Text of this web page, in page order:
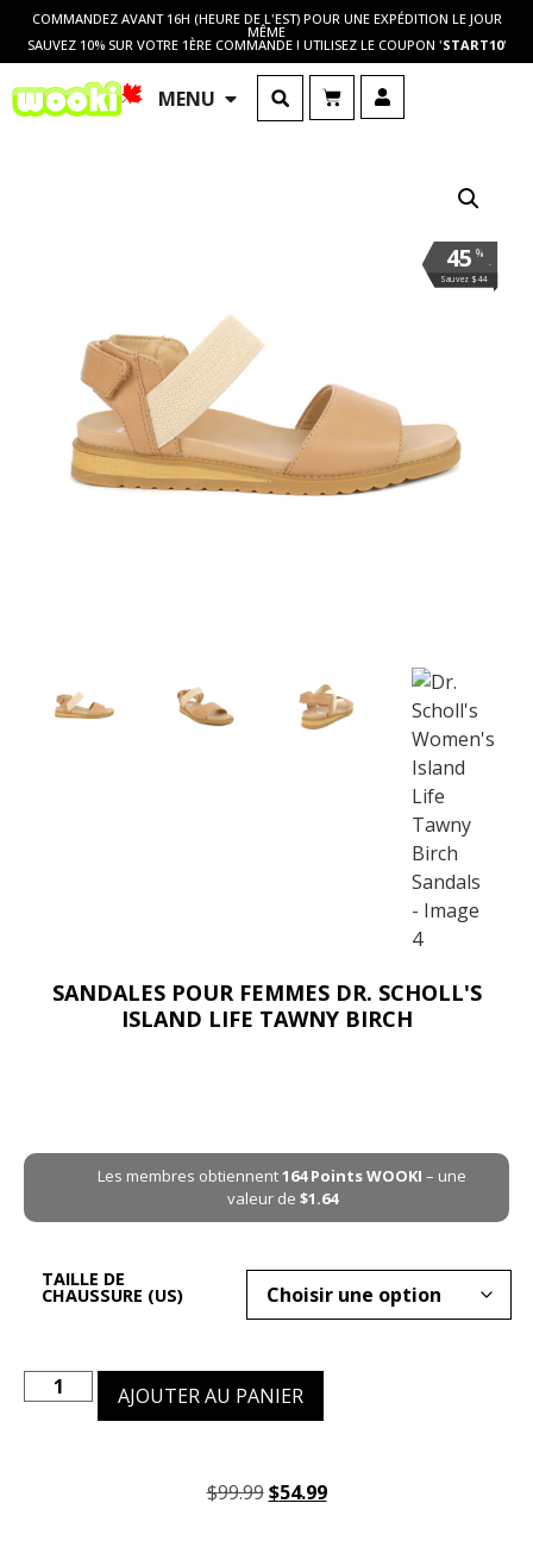
COMMANDEZ AVANT 16H (HEURE DE L'EST) POUR UNE EXPÉDITION LE JOUR
MÊME
SAUVEZ 10% SUR VOTRE 1ÈRE COMMANDE ! UTILISEZ LE COUPON 'START10'
MENU
%
.
45
Sauvez $44
SANDALES POUR FEMMES DR. SCHOLL'S
ISLAND LIFE TAWNY BIRCH
Les membres obtiennent164Points WOOKI – une
valeur de $1.64
TAILLE DE
CHAUSSURE (US)
AJOUTER AU PANIER
$99.99 $54.99